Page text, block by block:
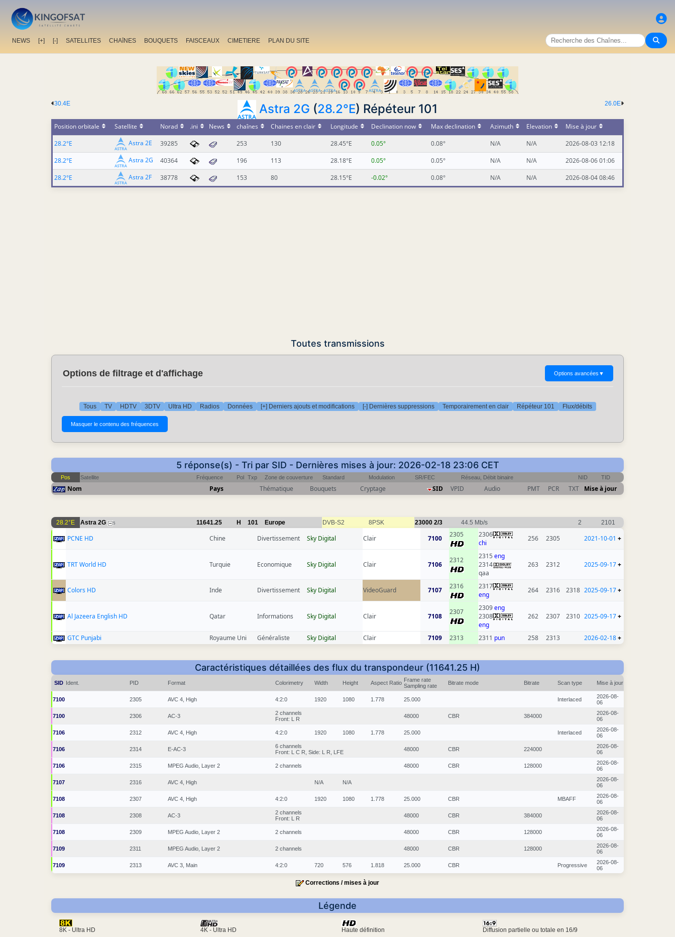
NEWS [+] [-] SATELLITES CHAîNES BOUQUETS FAISCEAUX CIMETIERE PLAN DU SITE
26.0E
30.4E Astra 2G (28.2°E) Répéteur 101
Position orbitale Satellite Norad .ini News chaînes Chaines en clair Longitude Declination now Max declination Azimuth Elevation
Mise à jour
28.2°E
Astra 2E 39285 253 130 28.45°E 0.05° 0.08° N/A N/A
2026-08-03 12:18
28.2°E
Astra 2G 40364 196 113 28.18°E 0.05° 0.05° N/A N/A
2026-08-06 01:06
28.2°E
Astra 2F 38778 153 80 28.15°E -0.02° 0.08° N/A N/A 2026-08-04 08:46
Toutes transmissions
Options de filtrage et d'affichage Options avancées ▼
Tous TV HDTV 3DTV Ultra HD Radios Données [+] Derniers ajouts et modifications [-] Dernières suppressions Temporairement en clair Répéteur 101 Flux/débits
5 réponse(s) - Tri par SID - Dernières mises à jour: 2026-02-18 23:06 CET
Pos Satellite Fréquence Pol Txp Zone de couverture Standard Modulation SR/FEC Réseau, Débit binaire NID TID
Nom Pays Thématique Bouquets Cryptage SID VPID Audio PMT PCR TXT Mise à jour
28.2°E Astra 2G 5 11641.25 H 101 Europe DVB-S2 8PSK 23000 2/3 44.5 Mb/s 2 2101
PCNE HD Chine Divertissement Sky Digital Clair 7100 2305
2306
chi
256 2305 2021-10-01 +
TRT World HD Turquie Economique Sky Digital Clair 7106
2312 2315 eng
2314
qaa
263 2312 2025-09-17+
Colors HD Inde Divertissement Sky Digital VideoGuard 7107 2316
2317
eng
264 2316 2318 2025-09-17+
Al Jazeera English HD Qatar Informations Sky Digital Clair 7108
2307 2309eng
2308
eng
262 2307 2310 2025-09-17+
GTC Punjabi Royaume Uni Généraliste Sky Digital Clair 7109 2313 2311 pun 258 2313 2026-02-18+
Caractéristiques détaillées des flux du transpondeur (11641.25 H)
SID Ident. PID Format Colorimetry Width Height Aspect Ratio Frame rate
Sampling rate
Bitrate mode Bitrate Scan type Mise à jour
7100 2305 AVC 4, High 4:2:0 1920 1080 1.778 25.000 Interlaced
2026-08-
06
7100 2306 AC-3
2 channels
Front: L R
48000 CBR 384000
2026-08-
06
7106 2312 AVC 4, High 4:2:0 1920 1080 1.778 25.000 Interlaced
2026-08-
06
7106 2314 E-AC-3
6 channels
Front: L C R, Side: L R, LFE
48000 CBR 224000
2026-08-
06
7106 2315 MPEG Audio, Layer 2 2 channels 48000 CBR 128000
2026-08-
06
7107 2316 AVC 4, High N/A N/A
2026-08-
06
7108 2307 AVC 4, High 4:2:0 1920 1080 1.778 25.000 CBR MBAFF
2026-08-
06
7108 2308 AC-3
2 channels
Front: L R
48000 CBR 384000
2026-08-
06
7108 2309 MPEG Audio, Layer 2 2 channels 48000 CBR 128000
2026-08-
06
7109 2311 MPEG Audio, Layer 2 2 channels 48000 CBR 128000
2026-08-
06
7109 2313 AVC 3, Main 4:2:0 720 576 1.818 25.000 CBR Progressive
2026-08-
06
Corrections / mises à jour
Légende
8K - Ultra HD 4K - Ultra HD Haute définition Diffusion partielle ou totale en 16/9